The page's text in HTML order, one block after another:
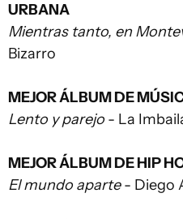
URBANA
Mientras tanto, en
Bizarro
MEJOR ÁLBUM DE
Lento y parejo - La
MEJOR ÁLBUM DE HIP
El mundo aparte- Diego